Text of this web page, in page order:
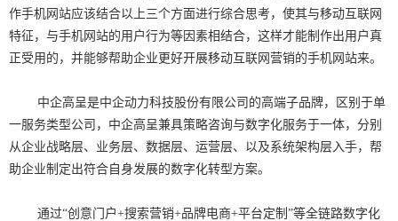
作手机网站应该结合以上三个方面进行综合思考，使其与移动互联网
特征，与手机网站的用户行为等因素相结合，这样才能制作出用户真
正受用的，并能够帮助企业更好开展移动互联网营销的手机网站来。
中企高呈是中企动力科技股份有限公司的高端子品牌，区别于单
一服务类型公司，中企高呈兼具策略咨询与数字化服务于一体，分别
从企业战略层、业务层、数据层、运营层、以及系统架构层入手，帮
助企业制定出符合自身发展的数字化转型方案。
通过“创意门户+搜索营销+品牌电商+平台定制”等全链路数字化